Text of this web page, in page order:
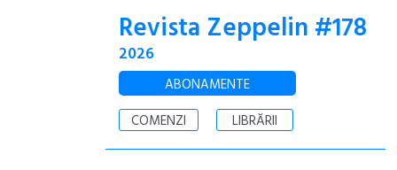
Revista Zeppelin #178
2026
ABONAMENTE
COMENZI
LIBRĂRII